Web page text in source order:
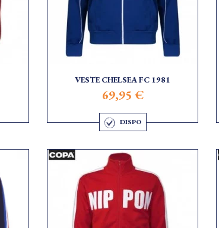
VESTE CHELSEA FC 1981
69,95 €
DISPO